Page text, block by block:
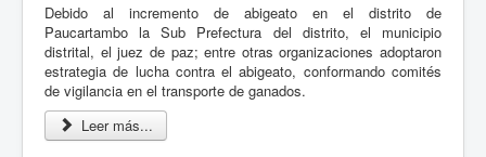
Debido al incremento de abigeato en el distrito de
Paucartambo la Sub Prefectura del distrito, el municipio
distrital, el juez de paz; entre otras organizaciones adoptaron
estrategia de lucha contra el abigeato, conformando comités
de vigilancia en el transporte de ganados.
Leer más...